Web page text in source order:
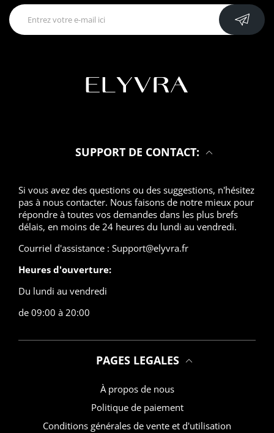
SUPPORT DE CONTACT:
Si vous avez des questions ou des suggestions, n'hésitez
pas à nous contacter. Nous faisons de notre mieux pour
répondre à toutes vos demandes dans les plus brefs
délais, en moins de 24 heures du lundi au vendredi.
Courriel d'assistance : Support@elyvra.fr
Heures d'ouverture:
Du lundi au vendredi
de 09:00 à 20:00
PAGES LEGALES
À propos de nous
Politique de paiement
Conditions générales de vente et d'utilisation